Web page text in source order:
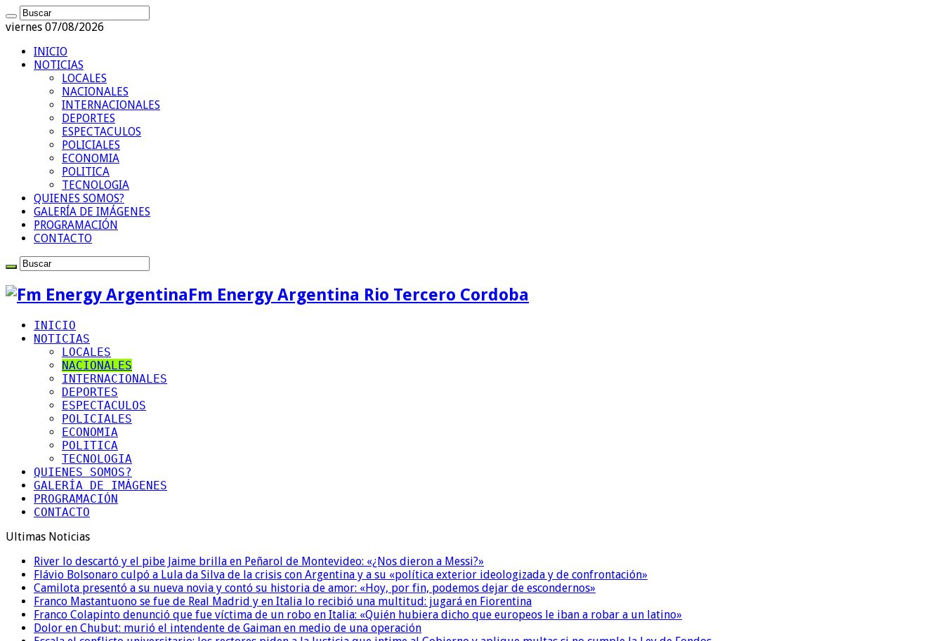
viernes 07/08/2026
INICIO
NOTICIAS
LOCALES
NACIONALES
INTERNACIONALES
DEPORTES
ESPECTACULOS
POLICIALES
ECONOMIA
POLITICA
TECNOLOGIA
QUIENES SOMOS?
GALERÍA DE IMÁGENES
PROGRAMACIÓN
CONTACTO
Fm Energy Argentina Rio Tercero Cordoba
INICIO
NOTICIAS
LOCALES
NACIONALES
INTERNACIONALES
DEPORTES
ESPECTACULOS
POLICIALES
ECONOMIA
POLITICA
TECNOLOGIA
QUIENES SOMOS?
GALERÍA DE IMÁGENES
PROGRAMACIÓN
CONTACTO
Ultimas Noticias
River lo descartó y el pibe Jaime brilla en Peñarol de Montevideo: «¿Nos dieron a Messi?»
Flávio Bolsonaro culpó a Lula da Silva de la crisis con Argentina y a su «política exterior ideologizada y de confrontación»
Camilota presentó a su nueva novia y contó su historia de amor: «Hoy, por fin, podemos dejar de escondernos»
Franco Mastantuono se fue de Real Madrid y en Italia lo recibió una multitud: jugará en Fiorentina
Franco Colapinto denunció que fue víctima de un robo en Italia: «Quién hubiera dicho que europeos le iban a robar a un latino»
Dolor en Chubut: murió el intendente de Gaiman en medio de una operación